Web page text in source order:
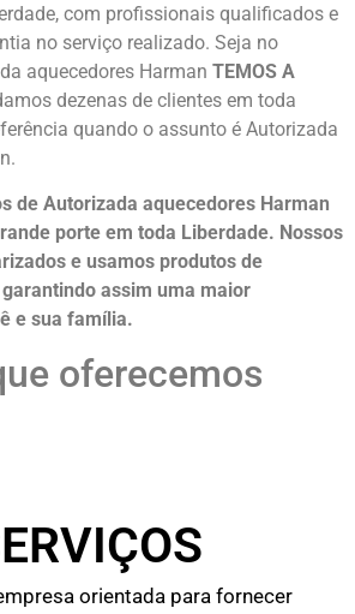
com profissionais qualificados e
no serviço realizado. Seja no
aquecedores Harman TEMOS A
dezenas de clientes em toda
quando o assunto é Autorizada
de Autorizada aquecedores Harman
porte em toda Liberdade. Nossos
e usamos produtos de
garantindo assim uma maior
e sua família.
oferecemos
orientada para fornecer